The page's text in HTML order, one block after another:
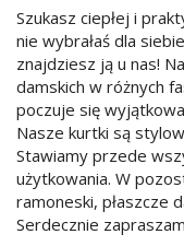
Szukasz ciepłej i
nie wybrałaś dla
znajdziesz ją u nas!
damskich w różnych
poczuje się
Nasze kurtki są
Stawiamy przede
użytkowania. W
ramoneski, płaszcze
Serdecznie